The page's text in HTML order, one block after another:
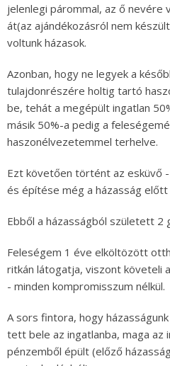
jelenlegi párommal, az ő
át(az ajándékozásról nem
voltunk házasok.
Azonban, hogy ne legyek a
tulajdonrészére holtig tartó
be, tehát a megépült ingatlan
másik 50%-a pedig a
haszonélvezetemmel terhelve.
Ezt követően történt az esküvő
és építése még a házasság
Ebből a házasságból született 2
Feleségem 1 éve elköltözött
ritkán látogatja, viszont követeli
- minden kompromisszum nélkül.
A sors fintora, hogy
tett bele az ingatlanba, maga az
pénzemből épült (előző